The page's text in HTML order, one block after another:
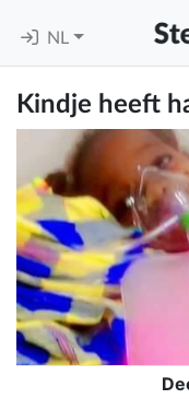
NL
Kindje heeft